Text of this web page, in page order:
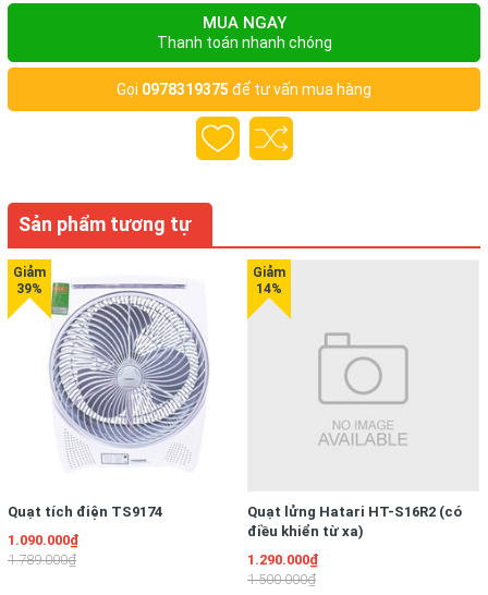
MUA NGAY
Thanh toán nhanh chóng
Gọi 0978319375 để tư vấn mua hàng
Sản phẩm tương tự
Quạt tích điện TS9174
1.090.000₫
1.789.000₫
Quạt lửng Hatari HT-S16R2 (có
điều khiển từ xa)
1.290.000₫
1.500.000₫